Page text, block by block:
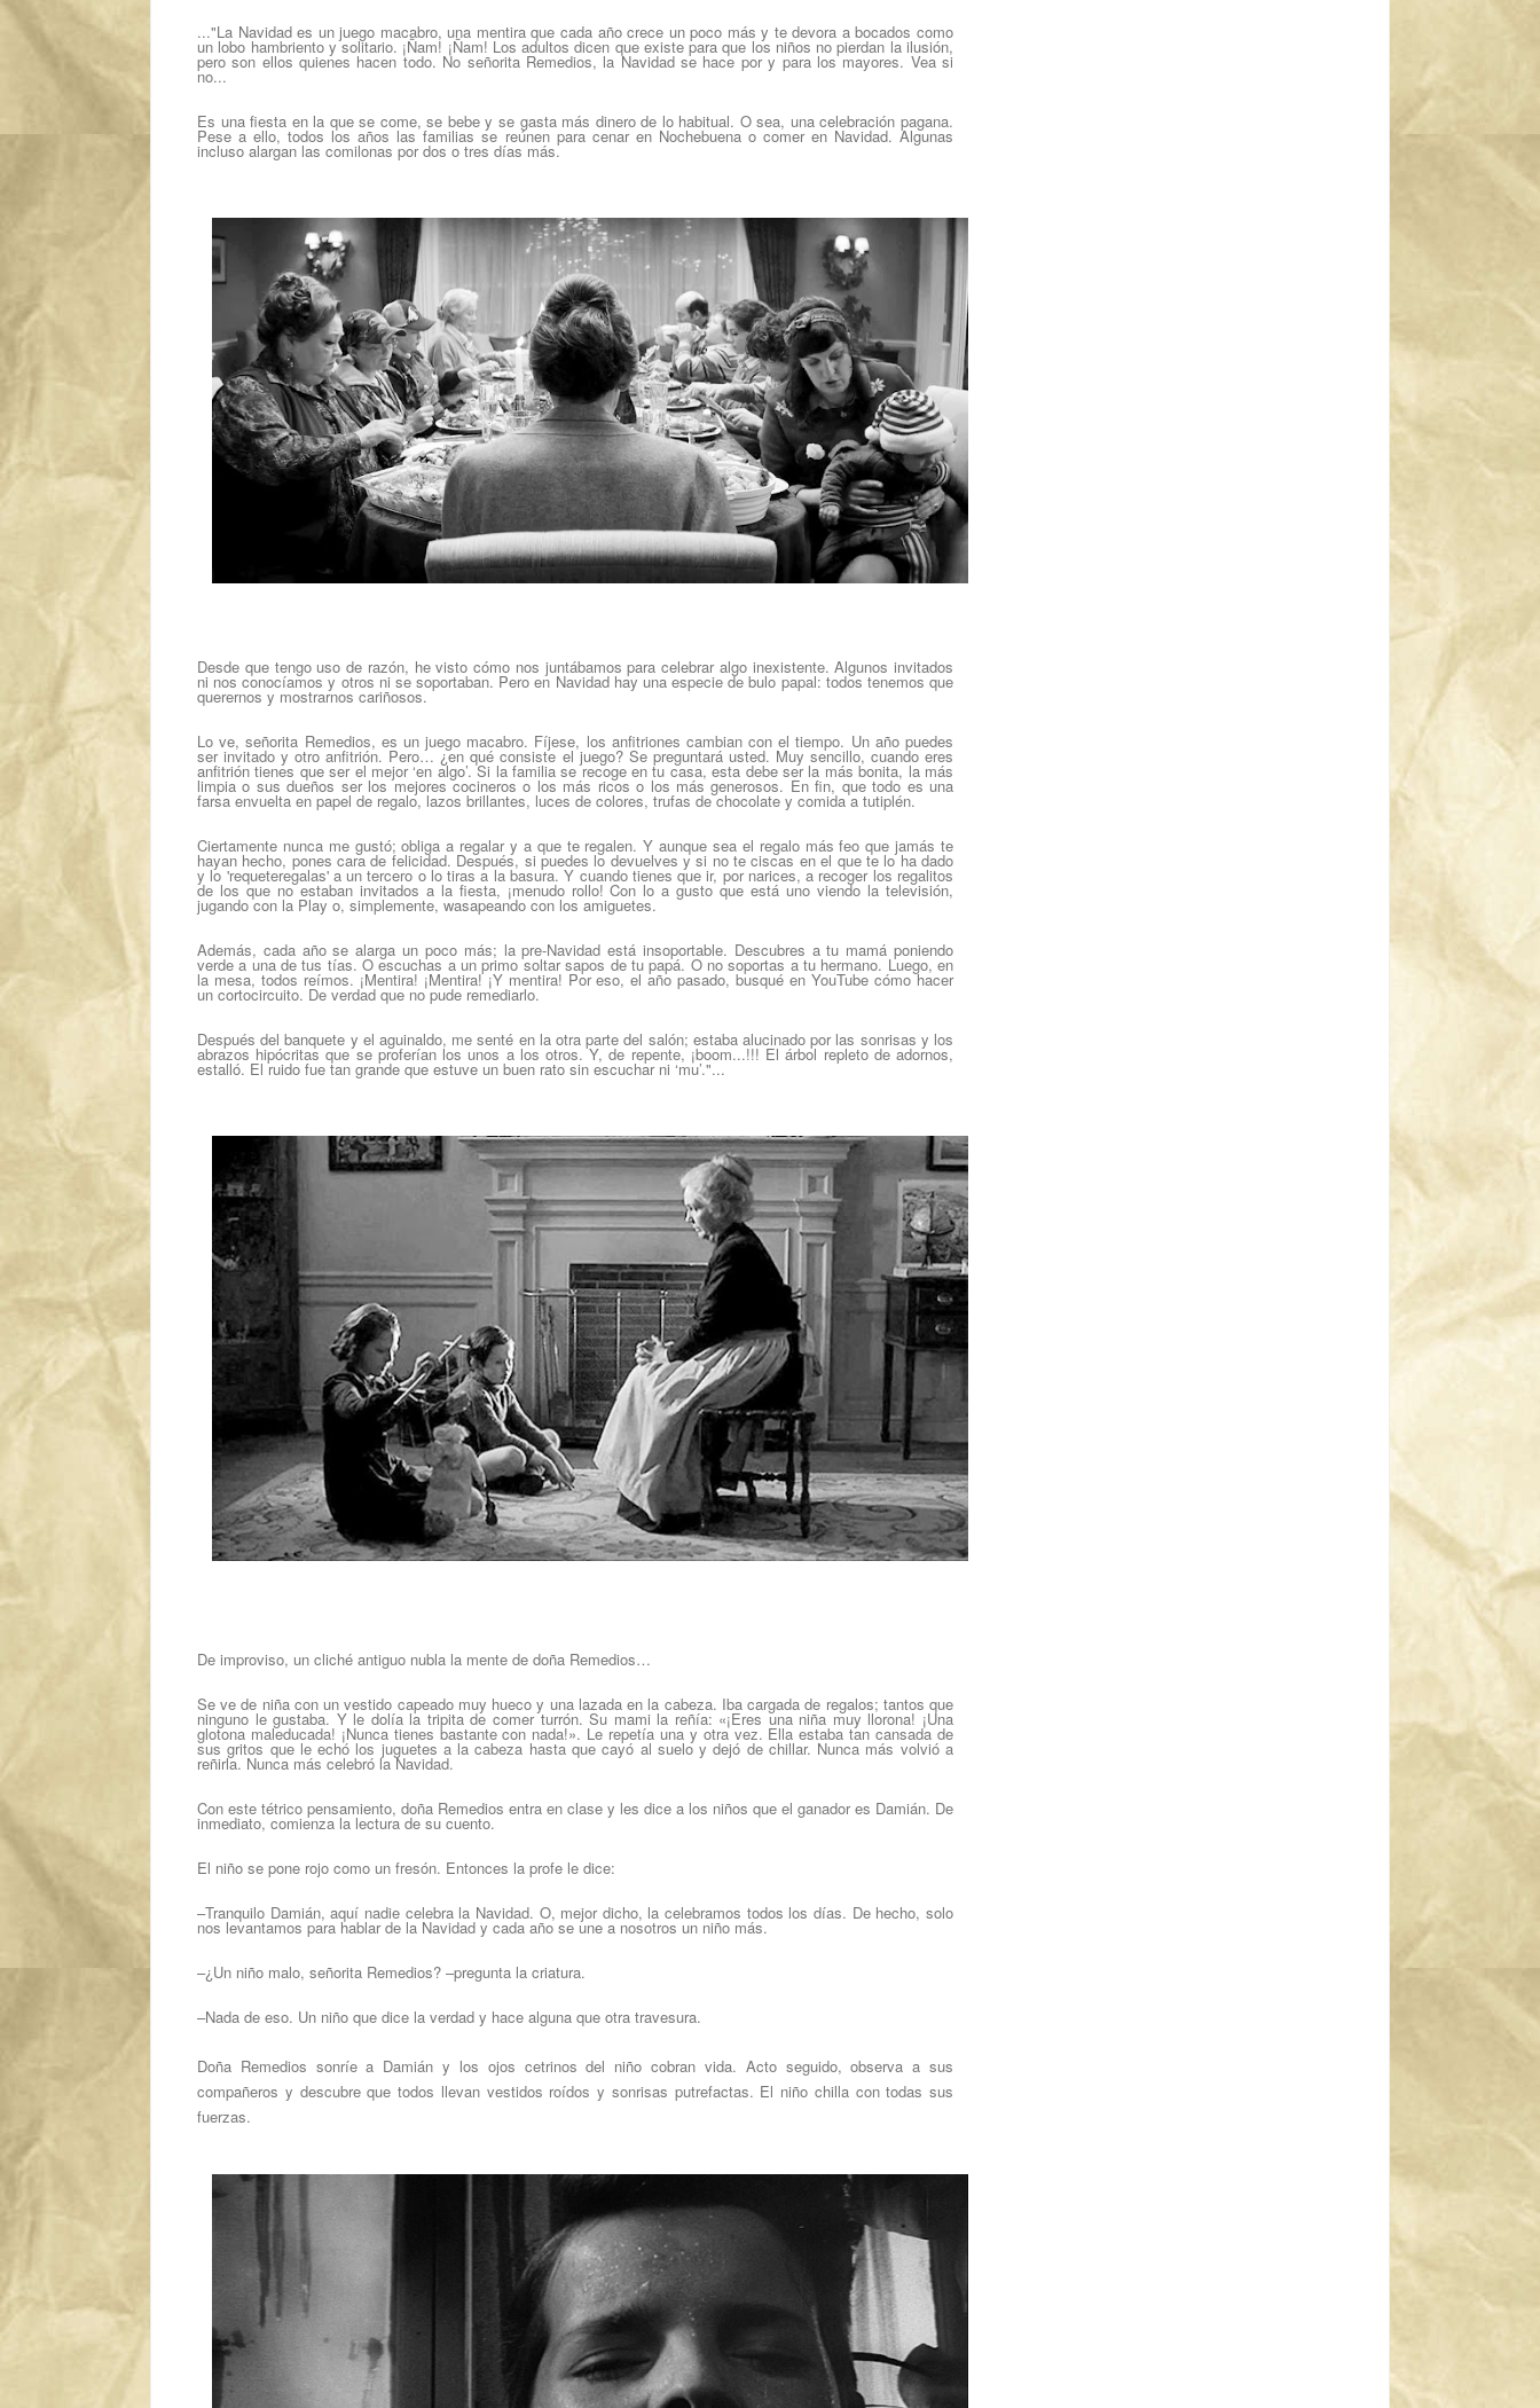
..."La Navidad es un juego macabro, una mentira que cada año crece un poco más y te devora a bocados como
un lobo hambriento y solitario. ¡Ñam! ¡Ñam! Los adultos dicen que existe para que los niños no pierdan la ilusión,
pero son ellos quienes hacen todo. No señorita Remedios, la Navidad se hace por y para los mayores. Vea si
no...
Es una fiesta en la que se come, se bebe y se gasta más dinero de lo habitual. O sea, una celebración pagana.
Pese a ello, todos los años las familias se reúnen para cenar en Nochebuena o comer en Navidad. Algunas
incluso alargan las comilonas por dos o tres días más.
Desde que tengo uso de razón, he visto cómo nos juntábamos para celebrar algo inexistente. Algunos invitados
ni nos conocíamos y otros ni se soportaban. Pero en Navidad hay una especie de bulo papal: todos tenemos que
querernos y mostrarnos cariñosos.
Lo ve, señorita Remedios, es un juego macabro. Fíjese, los anfitriones cambian con el tiempo. Un año puedes
ser invitado y otro anfitrión. Pero… ¿en qué consiste el juego? Se preguntará usted. Muy sencillo, cuando eres
anfitrión tienes que ser el mejor ‘en algo’. Si la familia se recoge en tu casa, esta debe ser la más bonita, la más
limpia o sus dueños ser los mejores cocineros o los más ricos o los más generosos. En fin, que todo es una
farsa envuelta en papel de regalo, lazos brillantes, luces de colores, trufas de chocolate y comida a tutiplén.
Ciertamente nunca me gustó; obliga a regalar y a que te regalen. Y aunque sea el regalo más feo que jamás te
hayan hecho, pones cara de felicidad. Después, si puedes lo devuelves y si no te ciscas en el que te lo ha dado
y lo 'requeteregalas' a un tercero o lo tiras a la basura. Y cuando tienes que ir, por narices, a recoger los regalitos
de los que no estaban invitados a la fiesta, ¡menudo rollo! Con lo a gusto que está uno viendo la televisión,
jugando con la Play o, simplemente, wasapeando con los amiguetes.
Además, cada año se alarga un poco más; la pre-Navidad está insoportable. Descubres a tu mamá poniendo
verde a una de tus tías. O escuchas a un primo soltar sapos de tu papá. O no soportas a tu hermano. Luego, en
la mesa, todos reímos. ¡Mentira! ¡Mentira! ¡Y mentira! Por eso, el año pasado, busqué en YouTube cómo hacer
un cortocircuito. De verdad que no pude remediarlo.
Después del banquete y el aguinaldo, me senté en la otra parte del salón; estaba alucinado por las sonrisas y los
abrazos hipócritas que se proferían los unos a los otros. Y, de repente, ¡boom...!!! El árbol repleto de adornos,
estalló. El ruido fue tan grande que estuve un buen rato sin escuchar ni ‘mu’."...
De improviso, un cliché antiguo nubla la mente de doña Remedios…
Se ve de niña con un vestido capeado muy hueco y una lazada en la cabeza. Iba cargada de regalos; tantos que
ninguno le gustaba. Y le dolía la tripita de comer turrón. Su mami la reñía: «¡Eres una niña muy llorona! ¡Una
glotona maleducada! ¡Nunca tienes bastante con nada!». Le repetía una y otra vez. Ella estaba tan cansada de
sus gritos que le echó los juguetes a la cabeza hasta que cayó al suelo y dejó de chillar. Nunca más volvió a
reñirla. Nunca más celebró la Navidad.
Con este tétrico pensamiento, doña Remedios entra en clase y les dice a los niños que el ganador es Damián. De
inmediato, comienza la lectura de su cuento.
El niño se pone rojo como un fresón. Entonces la profe le dice:
–Tranquilo Damián, aquí nadie celebra la Navidad. O, mejor dicho, la celebramos todos los días. De hecho, solo
nos levantamos para hablar de la Navidad y cada año se une a nosotros un niño más.
–¿Un niño malo, señorita Remedios? –pregunta la criatura.
–Nada de eso. Un niño que dice la verdad y hace alguna que otra travesura.
Doña Remedios sonríe a Damián y los ojos cetrinos del niño cobran vida. Acto seguido, observa a sus
compañeros y descubre que todos llevan vestidos roídos y sonrisas putrefactas. El niño chilla con todas sus
fuerzas.